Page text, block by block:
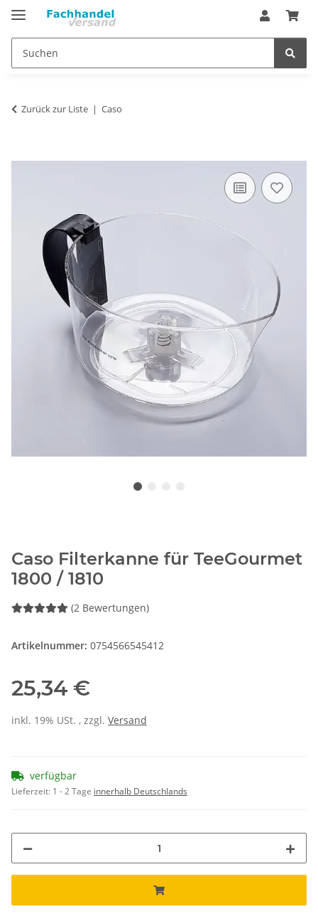
Zurück zur Liste Caso
Caso Filterkanne für TeeGourmet
1800 / 1810
(2 Bewertungen)
Artikelnummer: 0754566545412
25,34 €
inkl. 19% USt. , zzgl. Versand
verfügbar
Lieferzeit: 1 - 2 Tage innerhalb Deutschlands